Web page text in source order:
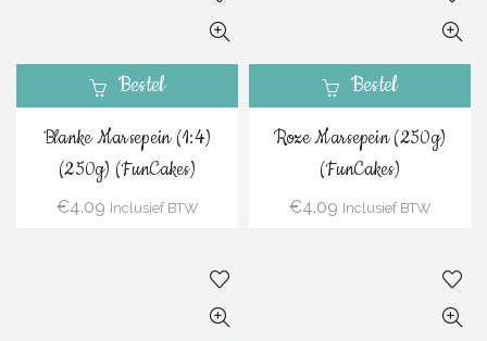
Bestel
Blanke Marsepein (1:4)
(250g) (FunCakes)
€4.09 Inclusief BTW
Bestel
Roze Marsepein (250g)
(FunCakes)
€4.09 Inclusief BTW